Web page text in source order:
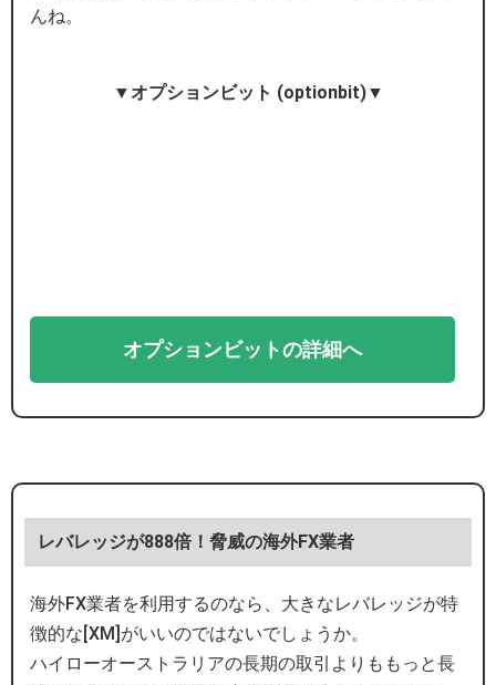
んね。
▼オプションビット (optionbit)▼
オプションビットの詳細へ
レバレッジが888倍！脅威の海外FX業者
海外FX業者を利用するのなら、大きなレバレッジが特
徴的な[XM]がいいのではないでしょうか。
ハイローオーストラリアの長期の取引よりももっと長